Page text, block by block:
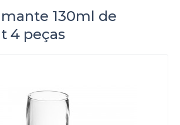
130ml de
4 peças